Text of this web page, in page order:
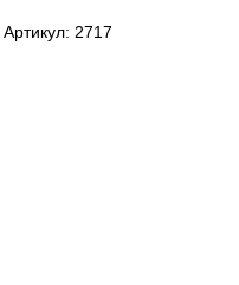
Артикул: 2717